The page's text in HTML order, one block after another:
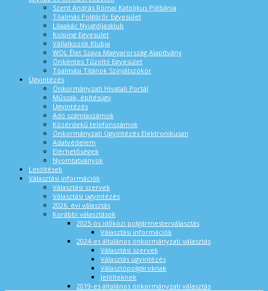
Szent András Római Katolikus Plébánia
Tóalmás Polgárőr Egyesület
Lilaakác Nyugdíjasklub
Kolping Egyesület
Vállalkozók Klubja
WOL Élet Szava Magyarország Alapítvány
Önkéntes Tűzoltó Egyesület
Tóalmási Titánok Színjátszókör
Ügyintézés
Önkormányzati Hivatali Portál
Műszak, építésügy
Ügyintézés
Adó számlaszámok
Közérdekű telefonszámok
Önkormányzati Ügyintézés Elektronikusan
Adatvédelem
Elérhetőségek
Nyomtatványok
Letöltések
Választási információk
Választási szervek
Választási ügyintézés
2026. évi választás
Korábbi választások
2025-ös időközi polgármesterválasztás
Választási információk
2024-es általános önkormányzati választás
Választási szervek
Választás ügyintézés
Választópolgároknak
Jelölteknek
2019-es általános önkormányzati választás